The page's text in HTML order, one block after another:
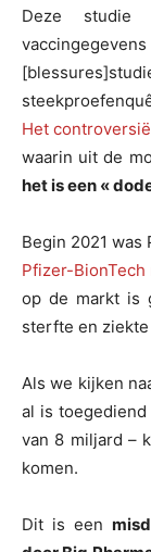
Deze studie
Het
waarin uit de
het is een «
Begin 2021
Pfizer-BionTech
op de markt is
sterfte en
Als we kijken
al is
van 8 miljard –
komen.
Dit is een